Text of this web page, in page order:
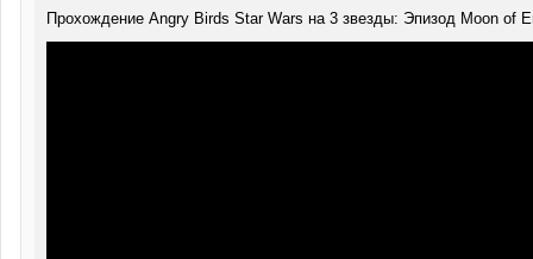
Прохождение Angry Birds Star Wars на 3 звезды: Эпизод Moon of